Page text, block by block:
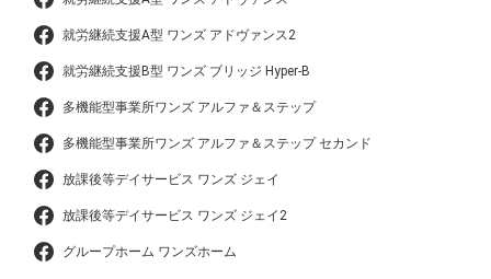
就労継続支援A型 ワンズ アドヴァンス2
就労継続支援B型 ワンズ ブリッジ Hyper-B
多機能型事業所ワンズ アルファ＆ステップ
多機能型事業所ワンズ アルファ＆ステップ セカンド
放課後等デイサービス ワンズ ジェイ
放課後等デイサービス ワンズ ジェイ2
グループホーム ワンズホーム